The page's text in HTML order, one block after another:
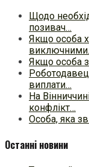
Щодо
позивач…
Якщо особа
Якщо особа
виплати…
На
конфлікт…
Особа, яка
Останні новини